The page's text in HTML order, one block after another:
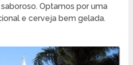
Optamos por uma
e cerveja bem gelada.